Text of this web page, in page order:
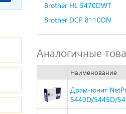
Brother HL 5470DWT
Brother DCP 8110DN
Аналогичные
Наименование
Драм-юнит
5440D/5445D/